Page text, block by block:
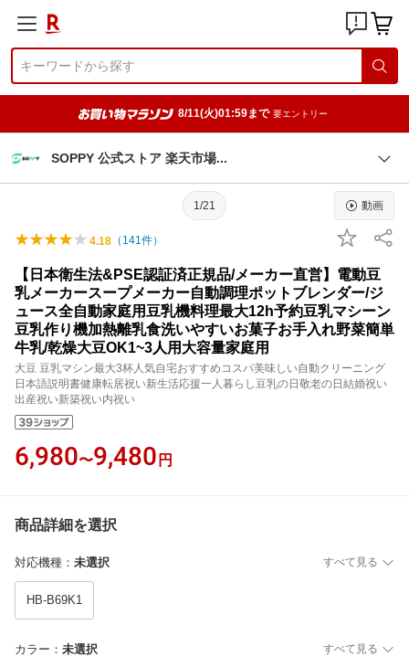
8/11(火)01:59まで 要エントリー
SOPPY 公式ストア 楽天市場
1/21 動画
4.18 （ 141件）
【日本衛生法&PSE認証済正規品/メーカー直営】電動豆
乳メーカースープメーカー自動調理ポットブレンダー/ジ
ュース全自動家庭用豆乳機料理最大12h予約豆乳マシーン
豆乳作り機加熱離乳食洗いやすいお菓子お手入れ野菜簡単
牛乳/乾燥大豆OK1~3人用大容量家庭用
大豆 豆乳マシン最大3杯人気自宅おすすめコスパ美味しい自動クリーニング
日本語説明書健康転居祝い新生活応援一人暮らし豆乳の日敬老の日結婚祝い
出産祝い新築祝い内祝い
6,980〜9,480 円
商品詳細を選択
対応機種 ： 未選択 すべて見る
HB-B69K1
カラー ： 未選択 すべて見る